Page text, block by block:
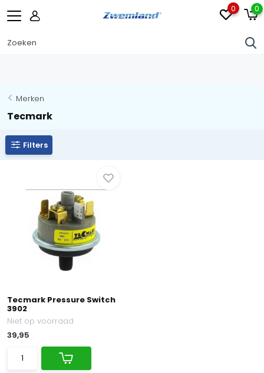
0 0
Merken
Tecmark
Filters
Tecmark Pressure Switch
3902
Niet op voorraad
39,95